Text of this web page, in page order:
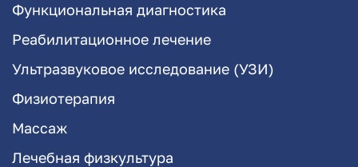
Функциональная диагностика
Реабилитационное лечение
Ультразвуковое исследование (УЗИ)
Физиотерапия
Массаж
Лечебная физкультура